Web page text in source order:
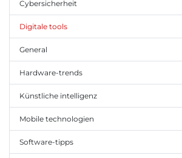
Cybersicherheit
Digitale tools
General
Hardware-trends
Künstliche intelligenz
Mobile technologien
Software-tipps